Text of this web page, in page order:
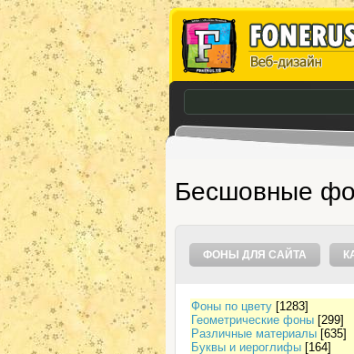
Бесшовные
ФОНЫ ДЛЯ САЙТА
Фоны по цвету [1283]
Геометрические фоны [299]
Различные материалы [635]
Буквы и иероглифы [164]